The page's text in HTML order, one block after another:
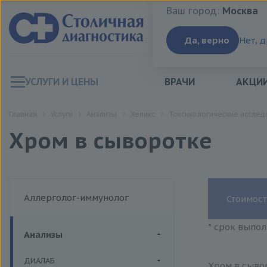
Ваш город:Москва
Ваш город: Москва
Да, верно Нет,
УСЛУГИ И ЦЕНЫ ВРАЧИ
Хром в сыворотке
Аллерголог-иммунолог
Анализы
ДИАЛАБ
* срок